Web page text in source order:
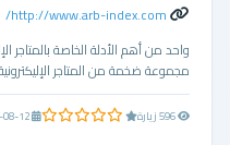
http://www.arb-index.com/
واحد من أهم الأدلة الخاصة بالمتاجر
مجموعة ضخمة من المتاجر الإليكترونية
0.0 من 5 نجوم
2020-08-12